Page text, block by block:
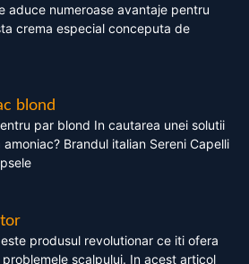
aduce numeroase avantaje pentru
crema especial conceputa de
blond
par blond In cautarea unei solutii
Brandul italian Sereni Capelli
produsul revolutionar ce iti ofera
scalpului. In acest articol